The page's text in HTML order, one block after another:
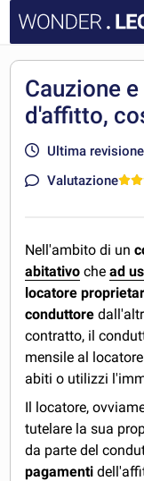
DOCUMENTI
FAQ
Cauzione
d'affitto,
Ultima
Valutazione
Nell'ambito di un
abitativo chead
locatore
conduttore
contratto, il
mensile al
abiti o utilizzi
Il locatore,
tutelare la sua
da parte del
pagamenti